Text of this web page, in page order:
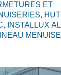
ET
INSTALLUX